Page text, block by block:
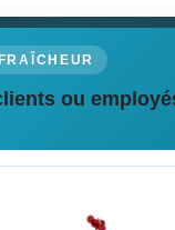
ou
Newsletter
nouvelles et